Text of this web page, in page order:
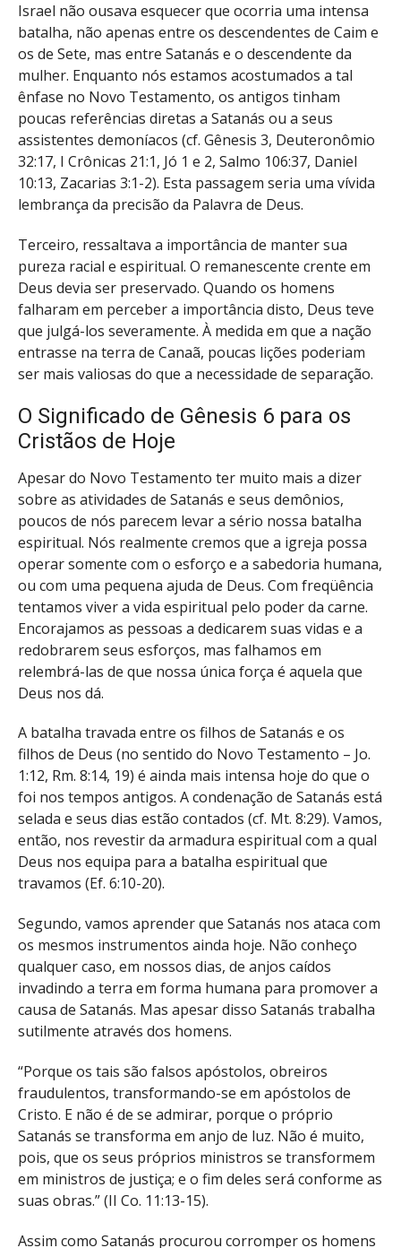
Israel não ousava esquecer que ocorria uma intensa
batalha, não apenas entre os descendentes de Caim e
os de Sete, mas entre Satanás e o descendente da
mulher. Enquanto nós estamos acostumados a tal
ênfase no Novo Testamento, os antigos tinham
poucas referências diretas a Satanás ou a seus
assistentes demoníacos (cf. Gênesis 3, Deuteronômio
32:17, I Crônicas 21:1, Jó 1 e 2, Salmo 106:37, Daniel
10:13, Zacarias 3:1-2). Esta passagem seria uma vívida
lembrança da precisão da Palavra de Deus.
Terceiro, ressaltava a importância de manter sua
pureza racial e espiritual. O remanescente crente em
Deus devia ser preservado. Quando os homens
falharam em perceber a importância disto, Deus teve
que julgá-los severamente. À medida em que a nação
entrasse na terra de Canaã, poucas lições poderiam
ser mais valiosas do que a necessidade de separação.
O Significado de Gênesis 6 para os
Cristãos de Hoje
Apesar do Novo Testamento ter muito mais a dizer
sobre as atividades de Satanás e seus demônios,
poucos de nós parecem levar a sério nossa batalha
espiritual. Nós realmente cremos que a igreja possa
operar somente com o esforço e a sabedoria humana,
ou com uma pequena ajuda de Deus. Com freqüência
tentamos viver a vida espiritual pelo poder da carne.
Encorajamos as pessoas a dedicarem suas vidas e a
redobrarem seus esforços, mas falhamos em
relembrá-las de que nossa única força é aquela que
Deus nos dá.
A batalha travada entre os filhos de Satanás e os
filhos de Deus (no sentido do Novo Testamento – Jo.
1:12, Rm. 8:14, 19) é ainda mais intensa hoje do que o
foi nos tempos antigos. A condenação de Satanás está
selada e seus dias estão contados (cf. Mt. 8:29). Vamos,
então, nos revestir da armadura espiritual com a qual
Deus nos equipa para a batalha espiritual que
travamos (Ef. 6:10-20).
Segundo, vamos aprender que Satanás nos ataca com
os mesmos instrumentos ainda hoje. Não conheço
qualquer caso, em nossos dias, de anjos caídos
invadindo a terra em forma humana para promover a
causa de Satanás. Mas apesar disso Satanás trabalha
sutilmente através dos homens.
“Porque os tais são falsos apóstolos, obreiros
fraudulentos, transformando-se em apóstolos de
Cristo. E não é de se admirar, porque o próprio
Satanás se transforma em anjo de luz. Não é muito,
pois, que os seus próprios ministros se transformem
em ministros de justiça; e o fim deles será conforme as
suas obras.” (II Co. 11:13-15).
Assim como Satanás procurou corromper os homens